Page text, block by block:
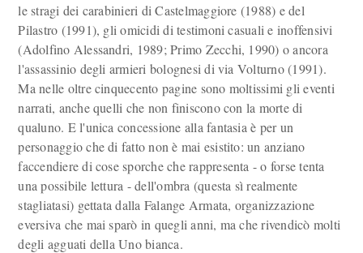
le stragi dei carabinieri di Castelmaggiore (1988) e del
Pilastro (1991), gli omicidi di testimoni casuali e inoffensivi
(Adolfino Alessandri, 1989; Primo Zecchi, 1990) o ancora
l'assassinio degli armieri bolognesi di via Volturno (1991).
Ma nelle oltre cinquecento pagine sono moltissimi gli eventi
narrati, anche quelli che non finiscono con la morte di
qualuno. E l'unica concessione alla fantasia è per un
personaggio che di fatto non è mai esistito: un anziano
faccendiere di cose sporche che rappresenta - o forse tenta
una possibile lettura - dell'ombra (questa sì realmente
stagliatasi) gettata dalla Falange Armata, organizzazione
eversiva che mai sparò in quegli anni, ma che rivendicò molti
degli agguati della Uno bianca.